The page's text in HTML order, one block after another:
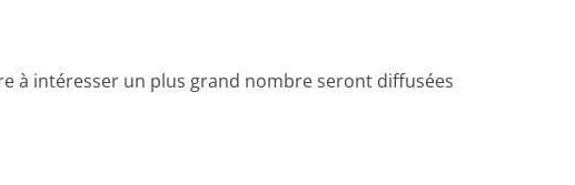
à intéresser un plus grand nombre seront diffusées